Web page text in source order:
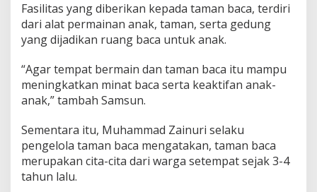
Fasilitas yang diberikan kepada taman baca, terdiri
dari alat permainan anak, taman, serta gedung
yang dijadikan ruang baca untuk anak.
“Agar tempat bermain dan taman baca itu mampu
meningkatkan minat baca serta keaktifan anak-
anak,” tambah Samsun.
Sementara itu, Muhammad Zainuri selaku
pengelola taman baca mengatakan, taman baca
merupakan cita-cita dari warga setempat sejak 3-4
tahun lalu.